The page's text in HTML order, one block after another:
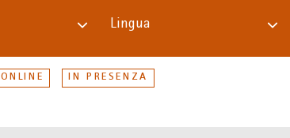
Lingua
ONLINE IN PRESENZA